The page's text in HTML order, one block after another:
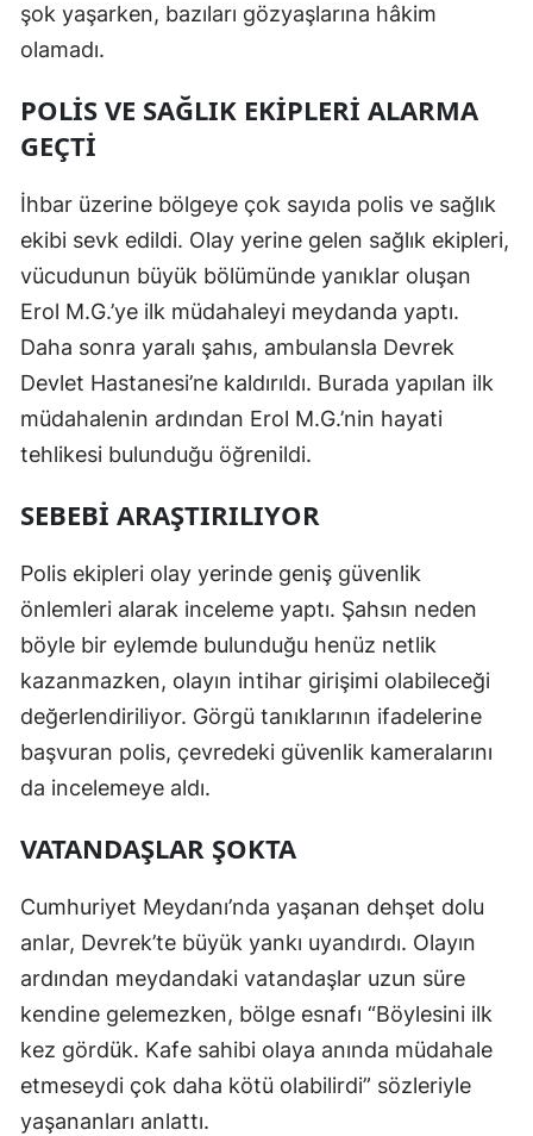
şok yaşarken, bazıları gözyaşlarına hâkim
olamadı.
POLIS VE SAĞLIK EKIPLERI ALARMA
GEÇTI
İhbar üzerine bölgeye çok sayıda polis ve sağlık
ekibi sevk edildi. Olay yerine gelen sağlık ekipleri,
vücudunun büyük bölümünde yanıklar oluşan
Erol M.G.’ye ilk müdahaleyi meydanda yaptı.
Daha sonra yaralı şahıs, ambulansla Devrek
Devlet Hastanesi’ne kaldırıldı. Burada yapılan ilk
müdahalenin ardından Erol M.G.’nin hayati
tehlikesi bulunduğu öğrenildi.
SEBEBI ARAŞTIRILIYOR
Polis ekipleri olay yerinde geniş güvenlik
önlemleri alarak inceleme yaptı. Şahsın neden
böyle bir eylemde bulunduğu henüz netlik
kazanmazken, olayın intihar girişimi olabileceği
değerlendiriliyor. Görgü tanıklarının ifadelerine
başvuran polis, çevredeki güvenlik kameralarını
da incelemeye aldı.
VATANDAŞLAR ŞOKTA
Cumhuriyet Meydanı’nda yaşanan dehşet dolu
anlar, Devrek’te büyük yankı uyandırdı. Olayın
ardından meydandaki vatandaşlar uzun süre
kendine gelemezken, bölge esnafı “Böylesini ilk
kez gördük. Kafe sahibi olaya anında müdahale
etmeseydi çok daha kötü olabilirdi” sözleriyle
yaşananları anlattı.